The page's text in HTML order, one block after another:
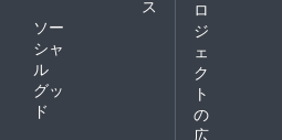
ス
ソー
シャ
ル
グッ
ド
ロ
ジ
ェ
ク
ト
の
広